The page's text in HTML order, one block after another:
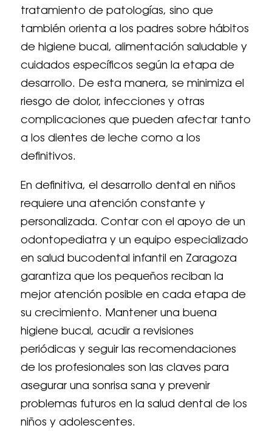
tratamiento de patologías, sino que
también orienta a los padres sobre hábitos
de higiene bucal, alimentación saludable y
cuidados específicos según la etapa de
desarrollo. De esta manera, se minimiza el
riesgo de dolor, infecciones y otras
complicaciones que pueden afectar tanto
a los dientes de leche como a los
definitivos.
En definitiva, el desarrollo dental en niños
requiere una atención constante y
personalizada. Contar con el apoyo de un
odontopediatra y un equipo especializado
en salud bucodental infantil en Zaragoza
garantiza que los pequeños reciban la
mejor atención posible en cada etapa de
su crecimiento. Mantener una buena
higiene bucal, acudir a revisiones
periódicas y seguir las recomendaciones
de los profesionales son las claves para
asegurar una sonrisa sana y prevenir
problemas futuros en la salud dental de los
niños y adolescentes.